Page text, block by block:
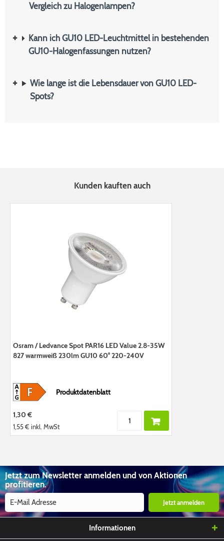
Vergleich zu Halogenlampen?
Kann ich GU10 LED-Leuchtmittel in bestehenden
GU10-Halogenfassungen nutzen?
Wie lange ist die Lebensdauer von GU10 LED-
Spots?
Kunden kauften auch
Osram / Ledvance Spot PAR16 LED Value 2.8-35W
827 warmweiß 230lm GU10 60° 220-240V
Produktdatenblatt
1,30 €
1,55 € inkl. MwSt
Jetzt zum Newsletter anmelden und von Aktionen
profitieren.
Jetzt anmelden
Informationen